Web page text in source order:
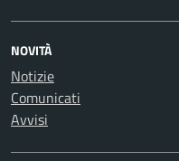
NOVITÀ
Notizie
Comunicati
Avvisi